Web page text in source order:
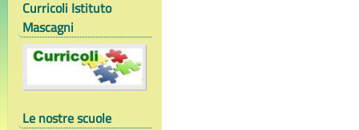
Curricoli Istituto
Mascagni
Le nostre scuole